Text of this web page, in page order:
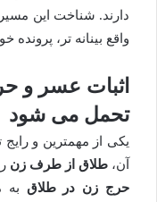
دارند. شناخت این
واقع بینانه تر، پرونده
اثبات عسر و
تحمل می شود
یکی از مهمترین و رایج
آن، طلاق از طرف زن
حرج زن در طلاق به